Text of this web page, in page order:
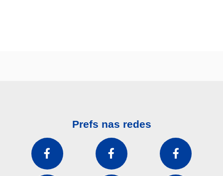
Prefs nas redes